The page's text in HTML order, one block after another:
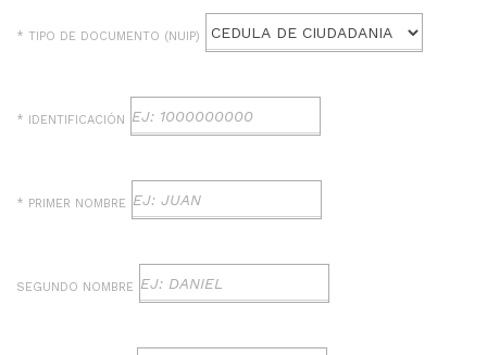
* TIPO DE DOCUMENTO (NUIP)
* IDENTIFICACIÓN
* PRIMER NOMBRE
SEGUNDO NOMBRE